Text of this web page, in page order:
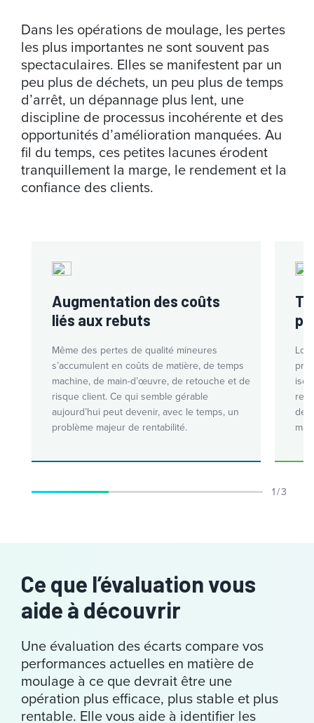
Dans les opérations de moulage, les pertes
les plus importantes ne sont souvent pas
spectaculaires. Elles se manifestent par un
peu plus de déchets, un peu plus de temps
d’arrêt, un dépannage plus lent, une
discipline de processus incohérente et des
opportunités d’amélioration manquées. Au
fil du temps, ces petites lacunes érodent
tranquillement la marge, le rendement et la
confiance des clients.
Augmentation des coûts
liés aux rebuts
Même des pertes de qualité mineures
s’accumulent en coûts de matière, de temps
machine, de main-d’œuvre, de retouche et de
risque client. Ce qui semble gérable
aujourd’hui peut devenir, avec le temps, un
problème majeur de rentabilité.
1 / 3
Ce que l’évaluation vous
aide à découvrir
Une évaluation des écarts compare vos
performances actuelles en matière de
moulage à ce que devrait être une
opération plus efficace, plus stable et plus
rentable. Elle vous aide à identifier les